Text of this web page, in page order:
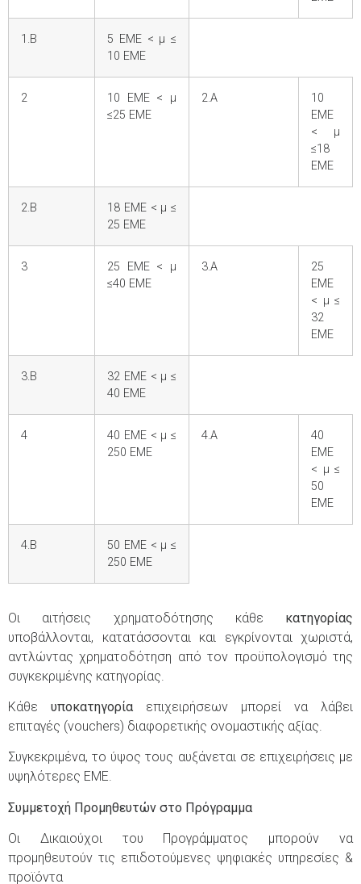
1.Β
5 ΕΜΕ < μ ≤
10 ΕΜΕ
2
10 ΕΜΕ < μ
≤25 ΕΜΕ
2.Α
10
ΕΜΕ
< μ
≤18
ΕΜΕ
2.Β
18 ΕΜΕ < μ ≤
25 ΕΜΕ
3
25 ΕΜΕ < μ
≤40 ΕΜΕ
3.Α
25
ΕΜΕ
< μ ≤
32
ΕΜΕ
3.Β
32 ΕΜΕ < μ ≤
40 ΕΜΕ
4
40 ΕΜΕ < μ ≤
250 ΕΜΕ
4.Α
40
ΕΜΕ
< μ ≤
50
ΕΜΕ
4.Β
50 ΕΜΕ < μ ≤
250 ΕΜΕ
Οι αιτήσεις χρηματοδότησης κάθε κατηγορίας
υποβάλλονται, κατατάσσονται και εγκρίνονται χωριστά,
αντλώντας χρηματοδότηση από τον προϋπολογισμό της
συγκεκριμένης κατηγορίας.
Κάθε υποκατηγορία επιχειρήσεων μπορεί να λάβει
επιταγές (vouchers) διαφορετικής ονομαστικής αξίας.
Συγκεκριμένα, το ύψος τους αυξάνεται σε επιχειρήσεις με
υψηλότερες ΕΜΕ.
Συμμετοχή Προμηθευτών στο Πρόγραμμα
Οι Δικαιούχοι του Προγράμματος μπορούν να
προμηθευτούν τις επιδοτούμενες ψηφιακές υπηρεσίες &
προϊόντα